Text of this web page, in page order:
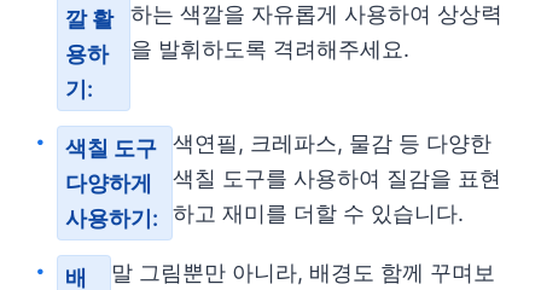
깔 활
용하
기:
하는 색깔을 자유롭게 사용하여 상상력
을 발휘하도록 격려해주세요.
색칠 도구
다양하게
사용하기:
색연필, 크레파스, 물감 등 다양한
색칠 도구를 사용하여 질감을 표현
하고 재미를 더할 수 있습니다.
배
말 그림뿐만 아니라, 배경도 함께 꾸며보